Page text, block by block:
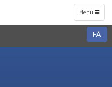
Toggle
navigation
Menu
FÅ